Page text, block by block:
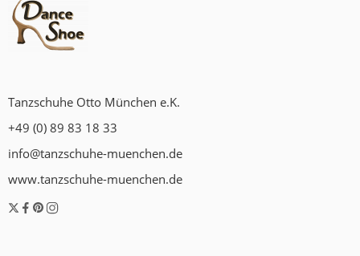
Tanzschuhe Otto München e.K.
+49 (0) 89 83 18 33
info@tanzschuhe-muenchen.de
www.tanzschuhe-muenchen.de